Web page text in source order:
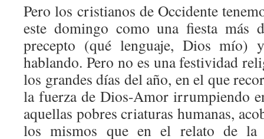
Pero los cristianos de Occidente
este domingo como una fiesta más
precepto (qué lenguaje, Dios mío)
hablando. Pero no es una festividad
los grandes días del año, en el que
la fuerza de Dios-Amor irrumpiendo
aquellas pobres criaturas humanas,
los mismos que en el relato de la